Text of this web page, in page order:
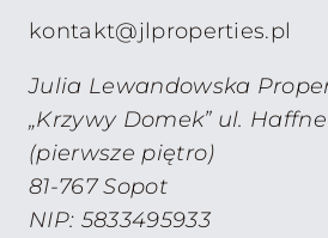
kontakt@jlproperties.pl
Julia Lewandowska
„Krzywy Domek” ul.
(pierwsze piętro)
81-767 Sopot
NIP: 5833495933